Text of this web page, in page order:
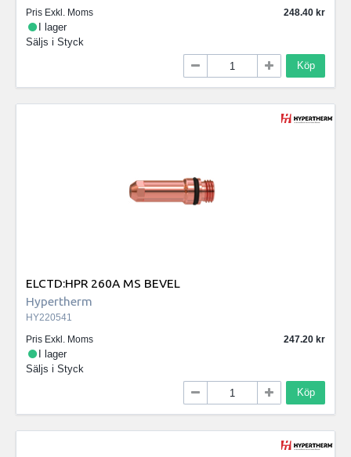
Pris Exkl. Moms
248.40
I lager
Säljs i Styck
Köp
ELCTD:HPR 260A MS BEVEL
Hypertherm
HY220541
Pris Exkl. Moms
247.20
I lager
Säljs i Styck
Köp